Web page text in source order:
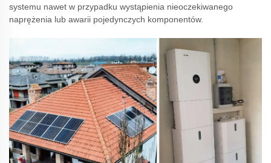
systemu nawet w przypadku wystąpienia nieoczekiwanego
naprężenia lub awarii pojedynczych komponentów.